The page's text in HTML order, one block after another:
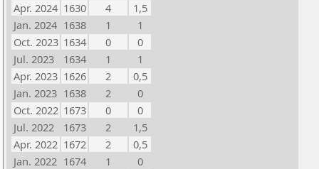
Apr. 2024 1630 4
1,5
Jan. 2024 1638 1
1
Oct. 2023 1634 0
0
Jul. 2023
1634 1
1
Apr. 2023 1626 2
0,5
Jan. 2023 1638 2
0
Oct. 2022 1673 0
0
Jul. 2022
1673 2
1,5
Apr. 2022 1672 2
0,5
Jan. 2022 1674 1
0